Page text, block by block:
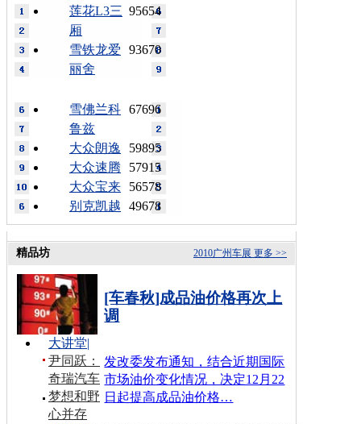
95654
莲花L3三
厢
93670
雪铁龙爱
丽舍
67696
雪佛兰科
鲁兹
59895
大众朗逸
57915
大众速腾
56578
大众宝来
49678
别克凯越
更多 >>
2010广州车展
精品坊
[车春秋]成品油价格再次上
调
发改委发布通知，结合近期国际
市场油价变化情况，决定12月22
日起提高成品油价格…
大讲堂|
尹同跃：
奇瑞汽车
梦想和野
心并存